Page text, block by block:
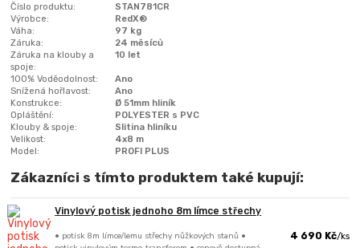
Číslo produktu:
STAN781CR
Výrobce:
RedX®
Váha:
97 kg
Záruka:
24 měsíců
Záruka na klouby a
spoje:
10 let
100% Voděodolnost:
Ano
Snížená hořlavost:
Ano
Konstrukce:
Ø 51mm hliník
Opláštění:
POLYESTER s PVC
Klouby & spoje:
Slitina hliníku
Velikost:
4x8 m
Model:
PROFI PLUS
Zákazníci s tímto produktem také kupují:
Vinylový potisk jednoho 8m límce střechy
• potisk 8m límce/lemu střechy nůžkových stanů •
4 690 Kč/ks